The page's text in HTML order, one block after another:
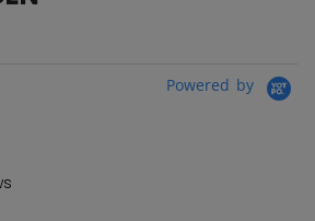
Powered by